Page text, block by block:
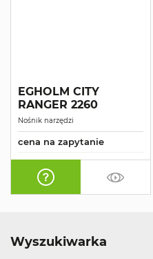
EGHOLM CITY
RANGER 2260
Nośnik narzędzi
cena na zapytanie
Wyszukiwarka